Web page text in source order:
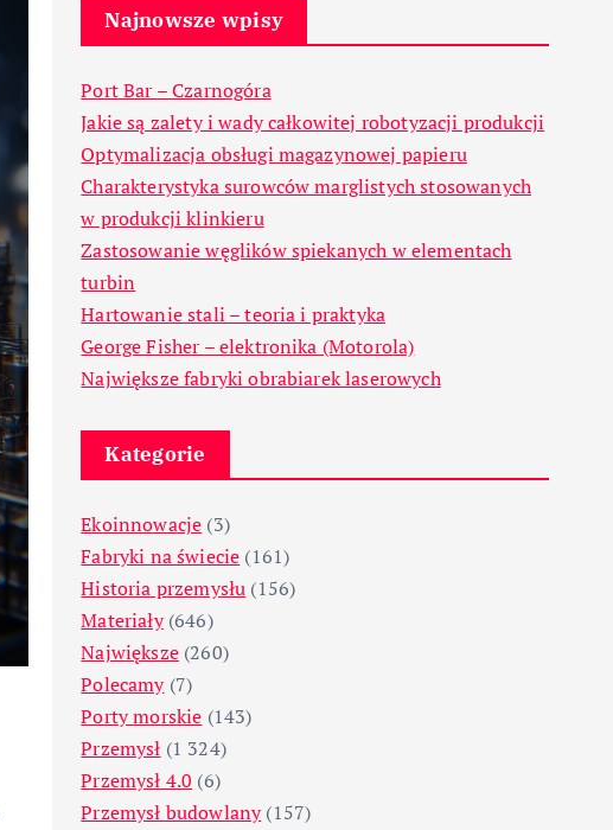
Najnowsze wpisy
Port Bar – Czarnogóra
Jakie są zalety i wady całkowitej robotyzacji produkcji
Optymalizacja obsługi magazynowej papieru
Charakterystyka surowców marglistych stosowanych
w produkcji klinkieru
Zastosowanie węglików spiekanych w elementach
turbin
Hartowanie stali – teoria i praktyka
George Fisher – elektronika (Motorola)
Największe fabryki obrabiarek laserowych
Kategorie
Ekoinnowacje (3)
Fabryki na świecie (161)
Historia przemysłu (156)
Materiały(646)
Największe(260)
Polecamy(7)
Porty morskie (143)
Przemysł (1 324)
Przemysł 4.0 (6)
Przemysł budowlany(157)